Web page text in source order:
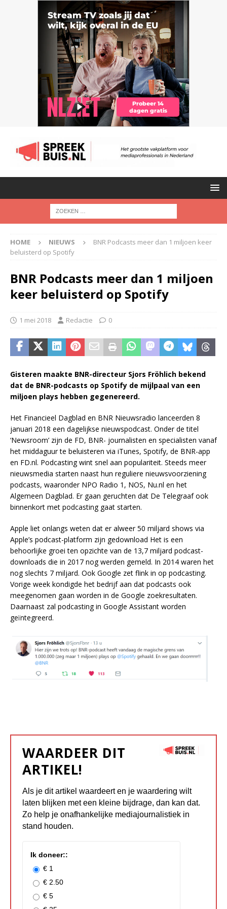
HOME NIEUWS
BNR Podcasts meer dan 1 miljoen keer
beluisterd op Spotify
BNR Podcasts meer dan 1 miljoen
keer beluisterd op Spotify
1 mei 2018 Redactie 0
Gisteren maakte BNR-directeur Sjors Fröhlich bekend
dat de BNR-podcasts op Spotify de mijlpaal van een
miljoen plays hebben gegenereerd.
Het Financieel Dagblad en BNR Nieuwsradio lanceerden 8
januari 2018 een dagelijkse nieuwspodcast. Onder de titel
‘Newsroom’ zijn de FD, BNR- journalisten en specialisten vanaf
het middaguur te beluisteren via iTunes, Spotify, de BNR-app
en FD.nl. Podcasting wint snel aan populariteit. Steeds meer
nieuwsmedia starten naast hun reguliere nieuwsvoorziening
podcasts, waaronder NPO Radio 1, NOS, Nu.nl en het
Algemeen Dagblad. Er gaan geruchten dat De Telegraaf ook
binnenkort met podcasting gaat starten.
Apple liet onlangs weten dat er alweer 50 miljard shows via
Apple’s podcast-platform zijn gedownload Het is een
behoorlijke groei ten opzichte van de 13,7 miljard podcast-
downloads die in 2017 nog werden gemeld. In 2014 waren het
nog slechts 7 miljard. Ook Google zet flink in op podcasting.
Vorige week kondigde het bedrijf aan dat podcasts ook
meegenomen gaan worden in de Google zoekresultaten.
Daarnaast zal podcasting in Google Assistant worden
geïntegreerd.
WAARDEER DIT
ARTIKEL!
Als je dit artikel waardeert en je waardering wilt
laten blijken met een kleine bijdrage, dan kan dat.
Zo help je onafhankelijke mediajournalistiek in
stand houden.
Ik doneer::
€ 1
€ 2.50
€ 5